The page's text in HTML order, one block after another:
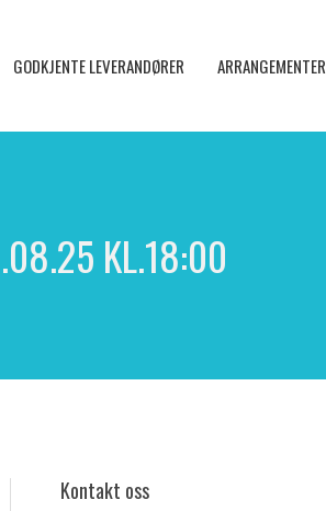
GODKJENTE LEVERANDØRER ARRANGEMENTER
KL.18:00
Kontakt oss